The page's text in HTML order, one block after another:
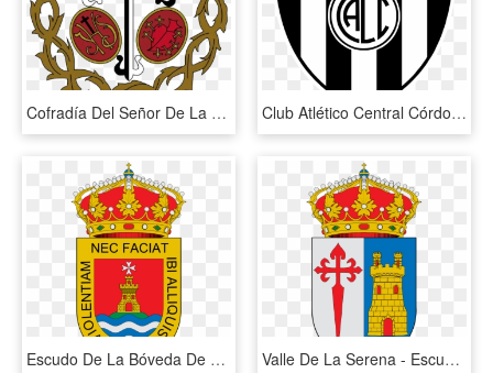
Cofradía Del Señor De La Humildad, Soledad De Ntra - Corona De Espinas Escudo, HD Png Download Club Atlético Central Córdoba - Escudo De Central Cordoba De Santiago Del Estero, HD Png Download
Escudo De La Bóveda De Toro - Escudo De Luque Cordoba, HD Png Download Valle De La Serena - Escudo De Aranjuez, HD Png Download